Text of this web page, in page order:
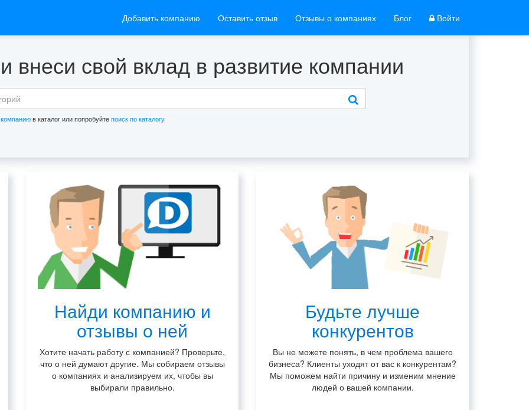
Добавить компанию Оставить отзыв Отзывы о компаниях Блог Войти
внеси свой вклад в развитие компании
в каталог или попробуйтепоиск по каталогу
Найди компанию и
отзывы о ней
Хотите начать работу с компанией? Проверьте,
что о ней думают другие. Мы собираем отзывы
о компаниях и анализируем их, чтобы вы
выбирали правильно.
Будьте лучше
конкурентов
Вы не можете понять, в чем проблема вашего
бизнеса? Клиенты уходят от вас к конкурентам?
Мы поможем найти причину и изменим мнение
людей о вашей компании.